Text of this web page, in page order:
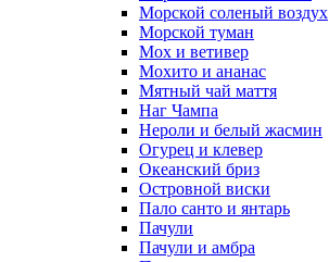
Морской соленый воздух
Морской туман
Мох и ветивер
Мохито и ананас
Мятный чай маття
Наг Чампа
Нероли и белый жасмин
Огурец и клевер
Океанский бриз
Островной виски
Пало санто и янтарь
Пачули
Пачули и амбра